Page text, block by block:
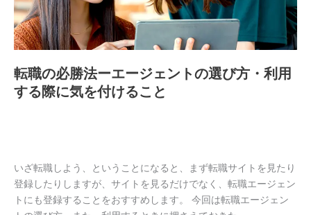
転職の必勝法ーエージェントの選び方・利用
する際に気を付けること
いざ転職しよう、ということになると、まず転職サイトを見たり
登録したりしますが、サイトを見るだけでなく、転職エージェン
トにも登録することをおすすめします。 今回は転職エージェン
エ
ー
ジ
ン
ト
利
用
す